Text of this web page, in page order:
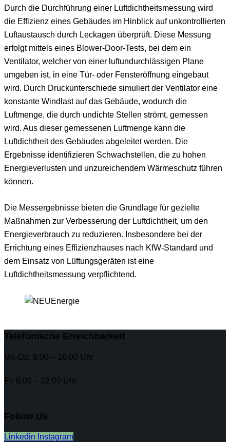
Durch die Durchführung einer Luftdichtheitsmessung wird
die Effizienz eines Gebäudes im Hinblick auf unkontrollierten
Luftaustausch durch Leckagen überprüft. Diese Messung
erfolgt mittels eines Blower-Door-Tests, bei dem ein
Ventilator, welcher von einer luftundurchlässigen Plane
umgeben ist, in eine Tür- oder Fensteröffnung eingebaut
wird. Durch Druckunterschiede simuliert der Ventilator eine
konstante Windlast auf das Gebäude, wodurch die
Luftmenge, die durch undichte Stellen strömt, gemessen
wird. Aus dieser gemessenen Luftmenge kann die
Luftdichtheit des Gebäudes abgeleitet werden. Die
Ergebnisse identifizieren Schwachstellen, die zu hohen
Energieverlusten und unzureichendem Wärmeschutz führen
können.
Die Messergebnisse bieten die Grundlage für gezielte
Maßnahmen zur Verbesserung der Luftdichtheit, um den
Energieverbrauch zu reduzieren. Insbesondere bei der
Errichtung eines Effizienzhauses nach KfW-Standard und
dem Einsatz von Lüftungsgeräten ist eine
Luftdichtheitsmessung verpflichtend.
Telefonische Erreichbarkeit
Mo-Do: 8:00 – 16:00 Uhr
Fr: 8:00 – 12:00 Uhr
Follow Us
Linkedin Instagram